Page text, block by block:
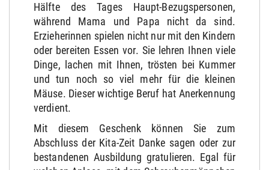
Hälfte des Tages Haupt-Bezugspersonen,
während Mama und Papa nicht da sind.
Erzieherinnen spielen nicht nur mit den Kindern
oder bereiten Essen vor. Sie lehren Ihnen viele
Dinge, lachen mit Ihnen, trösten bei Kummer
und tun noch so viel mehr für die kleinen
Mäuse. Dieser wichtige Beruf hat Anerkennung
verdient.
Mit diesem Geschenk können Sie zum
Abschluss der Kita-Zeit Danke sagen oder zur
bestandenen Ausbildung gratulieren. Egal für